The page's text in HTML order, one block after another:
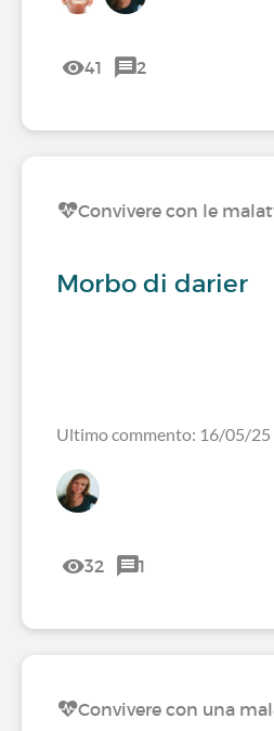
41 2
Convivere con le
Morbo di darier
Ultimo commento: 16/05/25
32 1
Convivere con una